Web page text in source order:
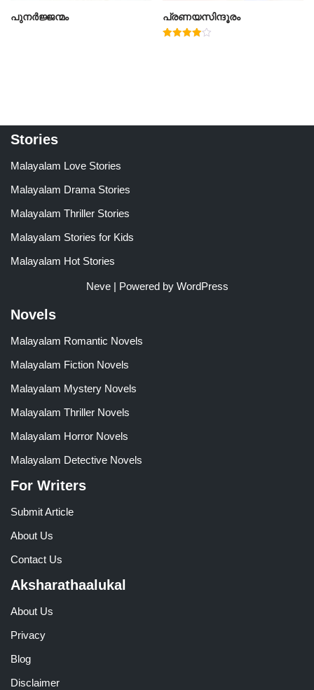
പുനർജ്ജന്മം പ്രണയസിന്ദൂരം
Stories
Malayalam Love Stories
Malayalam Drama Stories
Malayalam Thriller Stories
Malayalam Stories for Kids
Malayalam Hot Stories
Neve| Powered by WordPress
Novels
Malayalam Romantic Novels
Malayalam Fiction Novels
Malayalam Mystery Novels
Malayalam Thriller Novels
Malayalam Horror Novels
Malayalam Detective Novels
For Writers
Submit Article
About Us
Contact Us
Aksharathaalukal
About Us
Privacy
Blog
Disclaimer